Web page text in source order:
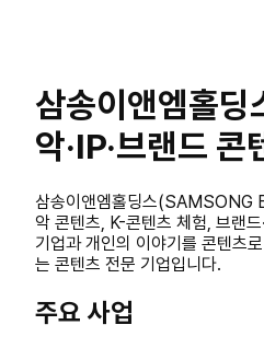
삼송이앤엠홀
악·IP·브랜드 콘
삼송이앤엠홀딩스(SAMSONG
악 콘텐츠, K-콘텐츠 체험, 브랜
기업과 개인의 이야기를 콘텐츠
는 콘텐츠 전문 기업입니다.
주요 사업